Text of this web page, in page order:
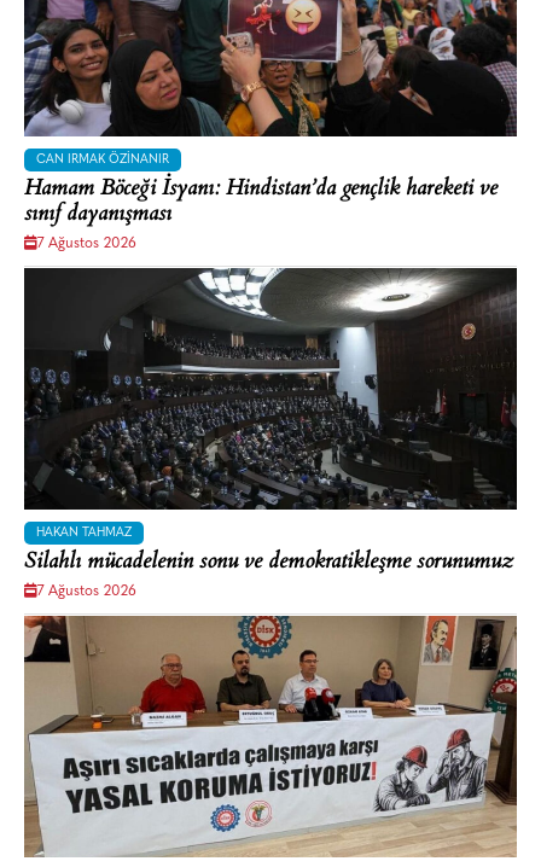
CAN IRMAK ÖZINANIR
Hamam Böceği İsyanı: Hindistan’da gençlik hareketi ve
sınıf dayanışması
7 Ağustos 2026
HAKAN TAHMAZ
Silahlı mücadelenin sonu ve demokratikleşme sorunumuz
7 Ağustos 2026